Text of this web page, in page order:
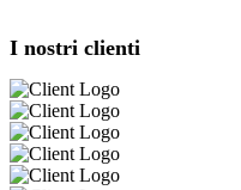
I nostri clienti